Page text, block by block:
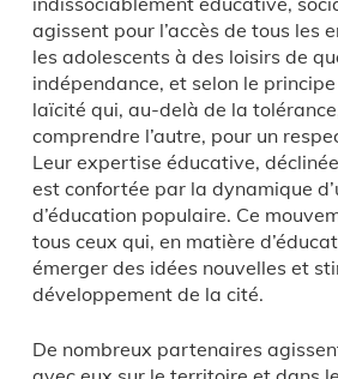
agissent pour l’accès de tous les
les adolescents à des loisirs de
indépendance, et selon le
laïcité qui, au-delà de la
comprendre l’autre, pour un
Leur expertise éducative,
est confortée par la dynamique
d’éducation populaire. Ce
tous ceux qui, en matière
émerger des idées nouvelles et
développement de la cité.
De nombreux partenaires